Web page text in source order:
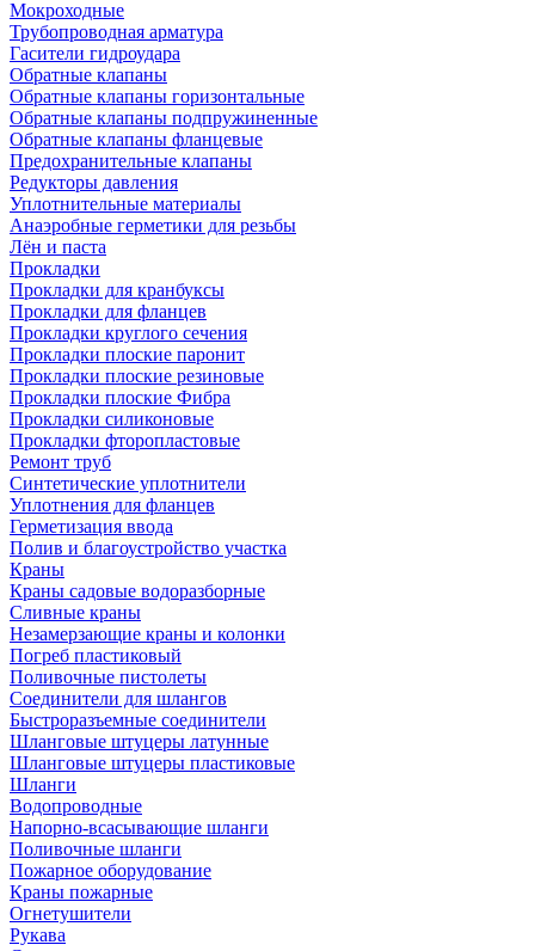
Мокроходные
Трубопроводная арматура
Гасители гидроудара
Обратные клапаны
Обратные клапаны горизонтальные
Обратные клапаны подпружиненные
Обратные клапаны фланцевые
Предохранительные клапаны
Редукторы давления
Уплотнительные материалы
Анаэробные герметики для резьбы
Лён и паста
Прокладки
Прокладки для кранбуксы
Прокладки для фланцев
Прокладки круглого сечения
Прокладки плоские паронит
Прокладки плоские резиновые
Прокладки плоские Фибра
Прокладки силиконовые
Прокладки фторопластовые
Ремонт труб
Синтетические уплотнители
Уплотнения для фланцев
Герметизация ввода
Полив и благоустройство участка
Краны
Краны садовые водоразборные
Сливные краны
Незамерзающие краны и колонки
Погреб пластиковый
Поливочные пистолеты
Соединители для шлангов
Быстроразъемные соединители
Шланговые штуцеры латунные
Шланговые штуцеры пластиковые
Шланги
Водопроводные
Напорно-всасывающие шланги
Поливочные шланги
Пожарное оборудование
Краны пожарные
Огнетушители
Рукава